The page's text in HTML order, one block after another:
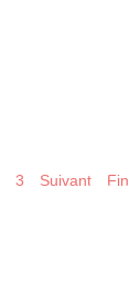
3 Suivant Fin